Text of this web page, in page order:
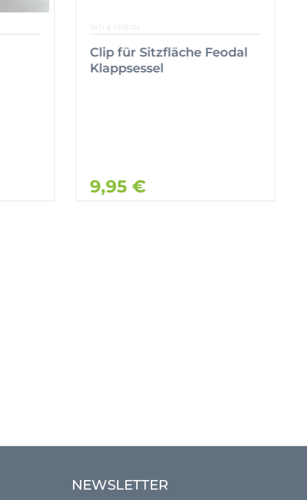
JATI & KEBON
Clip für Sitzfläche Feodal
Klappsessel
9,95 €
NEWSLETTER